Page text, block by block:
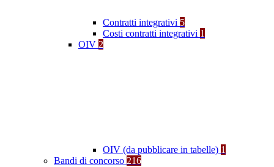
Contratti integrativi 5
Costi contratti integrativi 1
OIV 2
OIV (da pubblicare in tabelle) 1
Bandi di concorso 216